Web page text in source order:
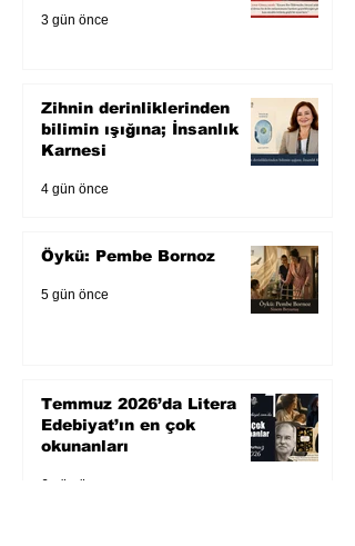
3 gün önce
Zihnin derinliklerinden
bilimin ışığına; İnsanlık
Karnesi
4 gün önce
Öykü: Pembe Bornoz
5 gün önce
Temmuz 2026’da Litera
Edebiyat’ın en çok
okunanları
6 gün önce